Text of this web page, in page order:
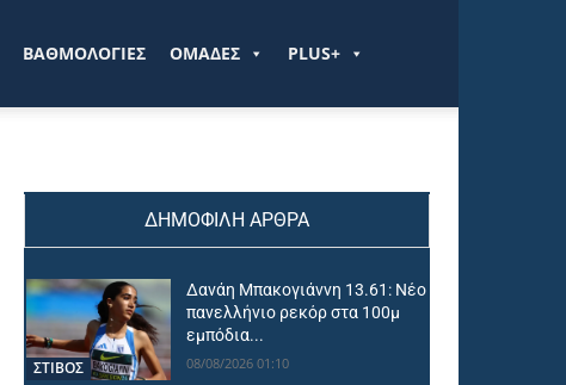
ΒΑΘΜΟΛΟΓΙΕΣ ΟΜΑΔΕΣ PLUS+
ΔΗΜΟΦΙΛΗ ΑΡΘΡΑ
ΣΤΙΒΟΣ
Δανάη Μπακογιάννη 13.61: Νέο
πανελλήνιο ρεκόρ στα 100μ
εμπόδια...
08/08/2026 01:10